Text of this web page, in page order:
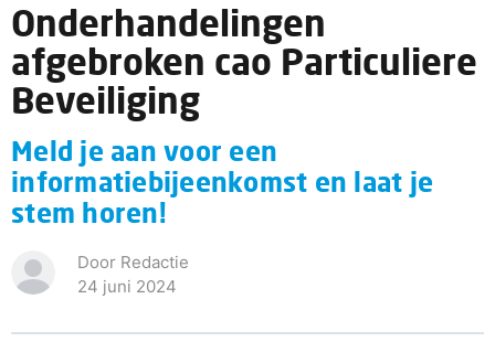
Onderhandelingen
afgebroken cao Particuliere
Beveiliging
Meld je aan voor een
informatiebijeenkomst en laat je
stem horen!
Door Redactie
24 juni 2024